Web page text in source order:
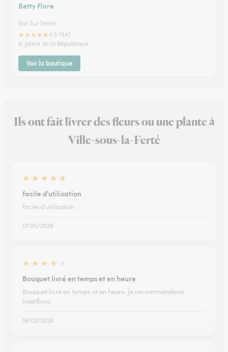
Betty Flore
Bar Sur Seine
★★★★★4.5 (54)
8, place de la République
Voir la boutique
Ils ont fait livrer des fleurs ou une plante à
Ville-sous-la-Ferté
★ ★ ★ ★ ★
facile d'utilisation
facile d'utilisation
17/05/2026
★ ★ ★ ★
Bouquet livré en temps et en heure
Bouquet livré en temps et en heure. Je recommanderai
Interflora.
19/02/2026